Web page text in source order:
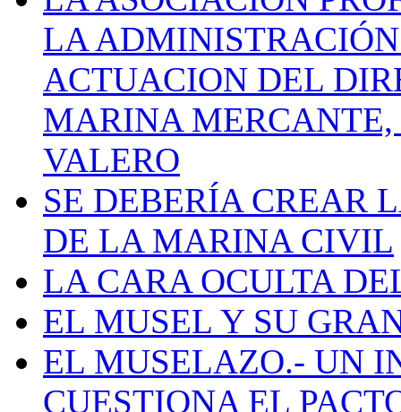
LA
ACTUACION DEL
MARINA
VALERO
SE DEBERÍA CREAR
DE LA MARINA CIVIL
LA CARA OCULTA
EL MUSEL Y SU
EL MUSELAZO.- UN
CUESTIONA EL